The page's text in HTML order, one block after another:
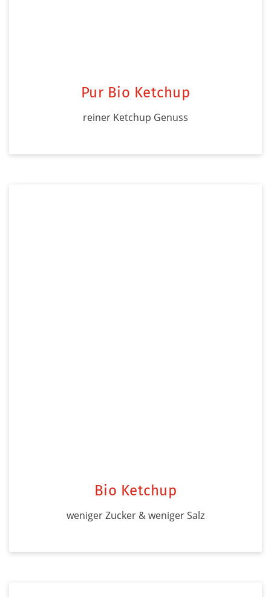
Pur Bio Ketchup
reiner Ketchup Genuss
Bio Ketchup
weniger Zucker & weniger Salz